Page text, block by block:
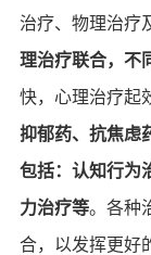
治疗、物理治疗
理治疗联合，不
快，心理治疗起
抑郁药、抗焦虑
包括：认知行为
力治疗等。各种
合，以发挥更好